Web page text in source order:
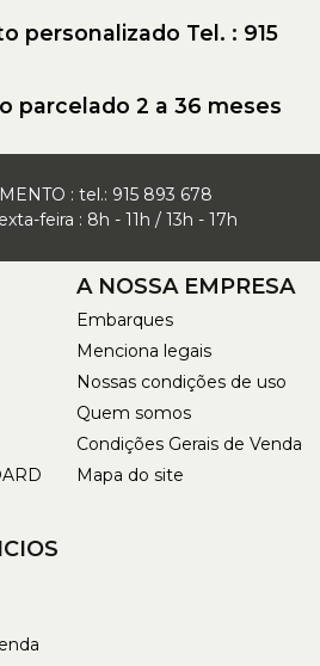
personalizado Tel. : 915
parcelado 2 a 36 meses
: tel.: 915 893 678
feira : 8h - 11h / 13h - 17h
A NOSSA EMPRESA
Embarques
Menciona legais
Nossas condições de uso
Quem somos
Condições Gerais de Venda
Mapa do site